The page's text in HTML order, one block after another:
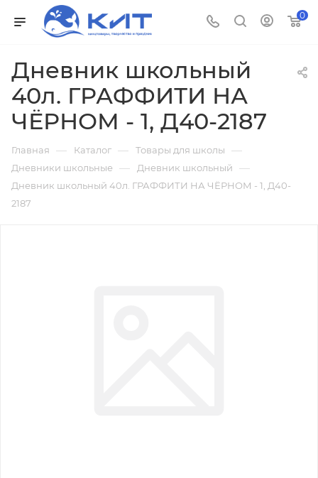
0
Дневник школьный
40л. ГРАФФИТИ НА
ЧЁРНОМ - 1, Д40-2187
Главная — Каталог — Товары для школы —
Дневники школьные — Дневник школьный —
Дневник школьный 40л. ГРАФФИТИ НА ЧЁРНОМ - 1, Д40-
2187